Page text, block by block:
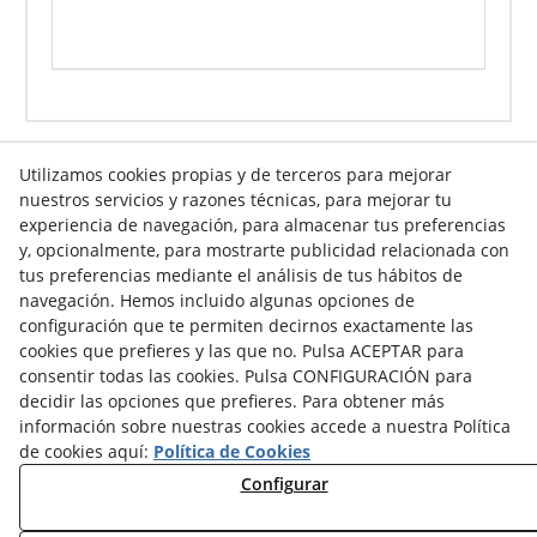
Info venta online
Contacto
Av. Tarragona, s/n
25300 Tàrrega(Lleida)España
973 310 732
carviresa@carviresa.com
Utilizamos cookies propias y de terceros para mejorar
nuestros servicios y razones técnicas, para mejorar tu
experiencia de navegación, para almacenar tus preferencias
y, opcionalmente, para mostrarte publicidad relacionada con
tus preferencias mediante el análisis de tus hábitos de
navegación. Hemos incluido algunas opciones de
configuración que te permiten decirnos exactamente las
cookies que prefieres y las que no. Pulsa ACEPTAR para
consentir todas las cookies. Pulsa CONFIGURACIÓN para
decidir las opciones que prefieres. Para obtener más
información sobre nuestras cookies accede a nuestra Política
de cookies aquí: Política de Cookies
Configurar